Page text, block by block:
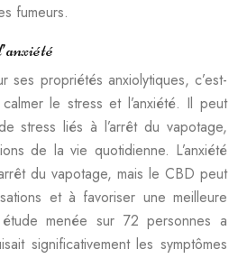
fumeurs.
ses propriétés anxiolytiques, c’est-
le stress et l’anxiété. Il peut
stress liés à l’arrêt du vapotage,
de la vie quotidienne. L’anxiété
du vapotage, mais le CBD peut
et à favoriser une meilleure
menée sur 72 personnes a
significativement les symptômes